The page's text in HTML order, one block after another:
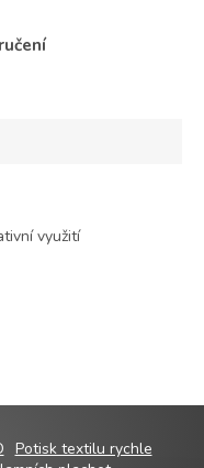
využití
Potisk textilu rychle